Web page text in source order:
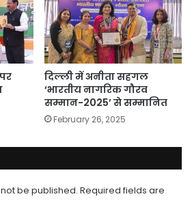
दिल्ली में अनीता सहगल
‘भारतीय नागरिक गौरव
सम्मान-2025’ से सम्मानित
February 26, 2025
be published. Required fields are